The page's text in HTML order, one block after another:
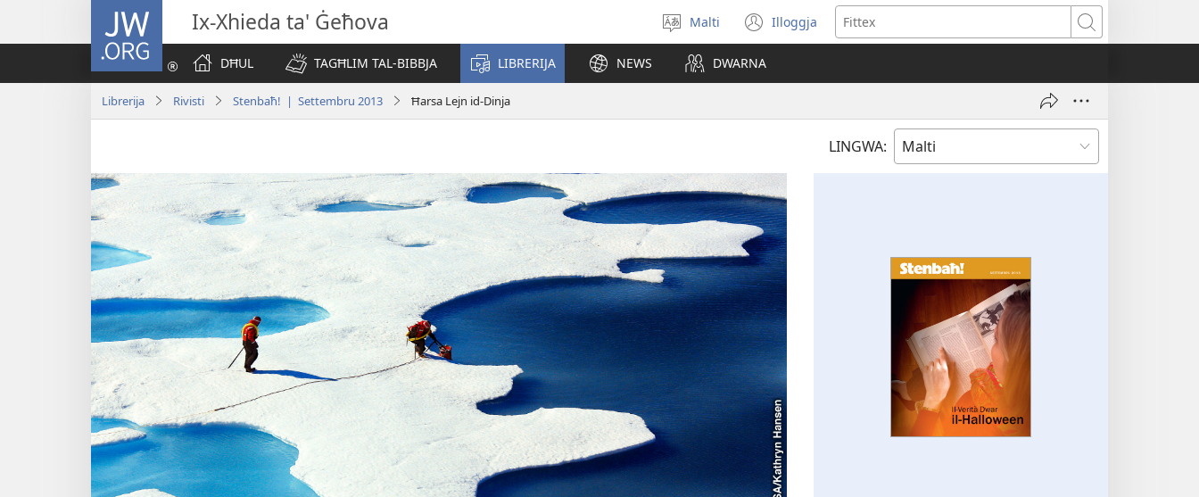
JW.ORG Ix-Xhieda ta' Ġeħova
Agħżel
il-
lingwa
Malti Illoggja
(opens
new
Fittex
DĦUL
TAGĦLIM TAL-BIBBJA LIBRERIJA NEWS DWARNA
Librerija Rivisti Stenbaħ! | Settembru 2013 Ħarsa Lejn id-Dinja
LINGWA: